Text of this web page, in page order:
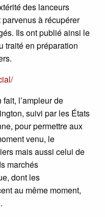
des lanceurs
à récupérer
Ils ont publié ainsi le
traité en préparation
l’ampleur de
suivi par les États
pour permettre aux
venu, le
mais aussi celui de
marchés
dont les
au même moment,